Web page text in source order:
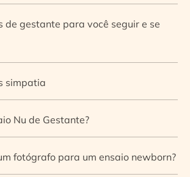
de gestante para você seguir e se
simpatia
Nu de Gestante?
fotógrafo para um ensaio newborn?